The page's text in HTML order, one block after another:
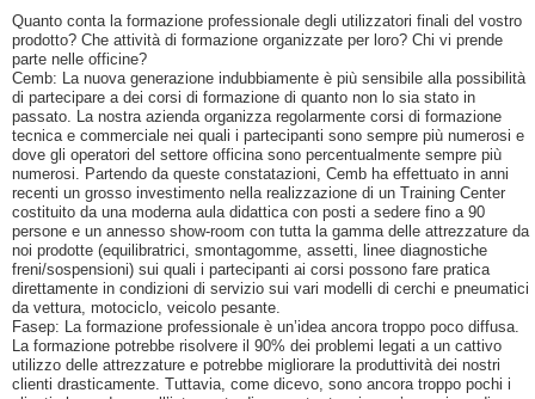
Quanto conta la formazione professionale degli utilizzatori finali del vostro
prodotto? Che attività di formazione organizzate per loro? Chi vi prende
parte nelle officine?
Cemb: La nuova generazione indubbiamente è più sensibile alla possibilità
di partecipare a dei corsi di formazione di quanto non lo sia stato in
passato. La nostra azienda organizza regolarmente corsi di formazione
tecnica e commerciale nei quali i partecipanti sono sempre più numerosi e
dove gli operatori del settore officina sono percentualmente sempre più
numerosi. Partendo da queste constatazioni, Cemb ha effettuato in anni
recenti un grosso investimento nella realizzazione di un Training Center
costituito da una moderna aula didattica con posti a sedere fino a 90
persone e un annesso show-room con tutta la gamma delle attrezzature da
noi prodotte (equilibratrici, smontagomme, assetti, linee diagnostiche
freni/sospensioni) sui quali i partecipanti ai corsi possono fare pratica
direttamente in condizioni di servizio sui vari modelli di cerchi e pneumatici
da vettura, motociclo, veicolo pesante.
Fasep: La formazione professionale è un’idea ancora troppo poco diffusa.
La formazione potrebbe risolvere il 90% dei problemi legati a un cattivo
utilizzo delle attrezzature e potrebbe migliorare la produttività dei nostri
clienti drasticamente. Tuttavia, come dicevo, sono ancora troppo pochi i